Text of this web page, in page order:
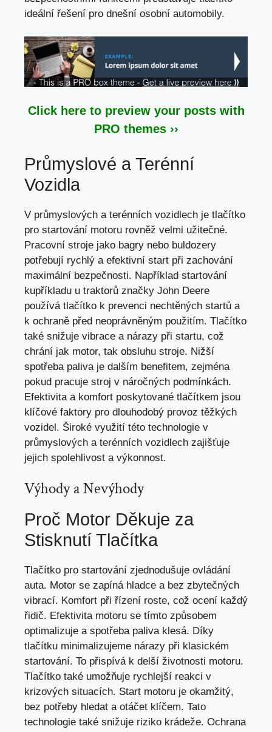
ideální řešení pro dnešní osobní automobily.
Click here to preview your posts with
PRO themes ››
Průmyslové a Terénní
Vozidla
V průmyslových a terénních vozidlech je tlačítko
pro startování motoru rovněž velmi užitečné.
Pracovní stroje jako bagry nebo buldozery
potřebují rychlý a efektivní start při zachování
maximální bezpečnosti. Například startování
kupříkladu u traktorů značky John Deere
používá tlačítko k prevenci nechtěných startů a
k ochraně před neoprávněným použitím. Tlačítko
také snižuje vibrace a nárazy při startu, což
chrání jak motor, tak obsluhu stroje. Nižší
spotřeba paliva je dalším benefitem, zejména
pokud pracuje stroj v náročných podmínkách.
Efektivita a komfort poskytované tlačítkem jsou
klíčové faktory pro dlouhodobý provoz těžkých
vozidel. Široké využití této technologie v
průmyslových a terénních vozidlech zajišťuje
jejich spolehlivost a výkonnost.
Výhody a Nevýhody
Proč Motor Děkuje za
Stisknutí Tlačítka
Tlačítko pro startování zjednodušuje ovládání
auta. Motor se zapíná hladce a bez zbytečných
vibrací. Komfort při řízení roste, což ocení každý
řidič. Efektivita motoru se tímto způsobem
optimalizuje a spotřeba paliva klesá. Díky
tlačítku minimalizujeme nárazy při klasickém
startování. To přispívá k delší životnosti motoru.
Tlačítko také umožňuje rychlejší reakci v
krizových situacích. Start motoru je okamžitý,
bez potřeby hledat a otáčet klíčem. Tato
technologie také snižuje riziko krádeže. Ochrana